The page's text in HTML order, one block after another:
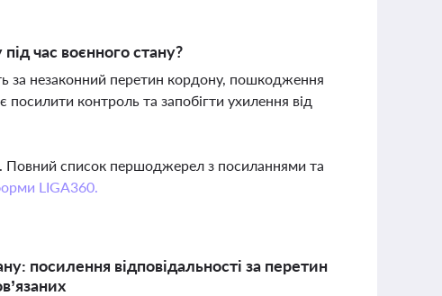
час воєнного стану?
за незаконний перетин кордону, пошкодження
контроль та запобігти ухилення від
Повний список першоджерел з посиланнями та
LIGA360.
посилення відповідальності за перетин